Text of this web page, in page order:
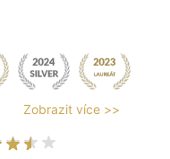
Zobrazit více >>